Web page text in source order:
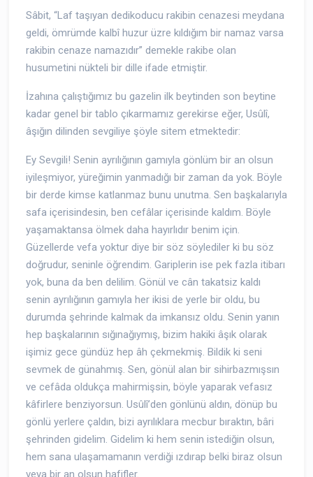
Sâbit, “Laf taşıyan dedikoducu rakibin cenazesi meydana
geldi, ömrümde kalbî huzur üzre kıldığım bir namaz varsa
rakibin cenaze namazıdır” demekle rakibe olan
husumetini nükteli bir dille ifade etmiştir.
İzahına çalıştığımız bu gazelin ilk beytinden son beytine
kadar genel bir tablo çıkarmamız gerekirse eğer, Usûlî,
âşığın dilinden sevgiliye şöyle sitem etmektedir:
Ey Sevgili! Senin ayrılığının gamıyla gönlüm bir an olsun
iyileşmiyor, yüreğimin yanmadığı bir zaman da yok. Böyle
bir derde kimse katlanmaz bunu unutma. Sen başkalarıyla
safa içerisindesin, ben cefâlar içerisinde kaldım. Böyle
yaşamaktansa ölmek daha hayırlıdır benim için.
Güzellerde vefa yoktur diye bir söz söylediler ki bu söz
doğrudur, seninle öğrendim. Gariplerin ise pek fazla itibarı
yok, buna da ben delilim. Gönül ve cân takatsiz kaldı
senin ayrılığının gamıyla her ikisi de yerle bir oldu, bu
durumda şehrinde kalmak da imkansız oldu. Senin yanın
hep başkalarının sığınağıymış, bizim hakiki âşık olarak
işimiz gece gündüz hep âh çekmekmiş. Bildik ki seni
sevmek de günahmış. Sen, gönül alan bir sihirbazmışsın
ve cefâda oldukça mahirmişsin, böyle yaparak vefasız
kâfirlere benziyorsun. Usûlî’den gönlünü aldın, dönüp bu
gönlü yerlere çaldın, bizi ayrılıklara mecbur bıraktın, bâri
şehrinden gidelim. Gidelim ki hem senin istediğin olsun,
hem sana ulaşamamanın verdiği ızdırap belki biraz olsun
veya bir an olsun hafifler.